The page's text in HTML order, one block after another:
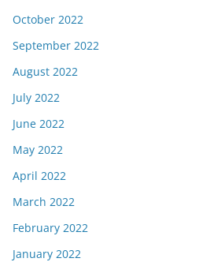
October 2022
September 2022
August 2022
July 2022
June 2022
May 2022
April 2022
March 2022
February 2022
January 2022